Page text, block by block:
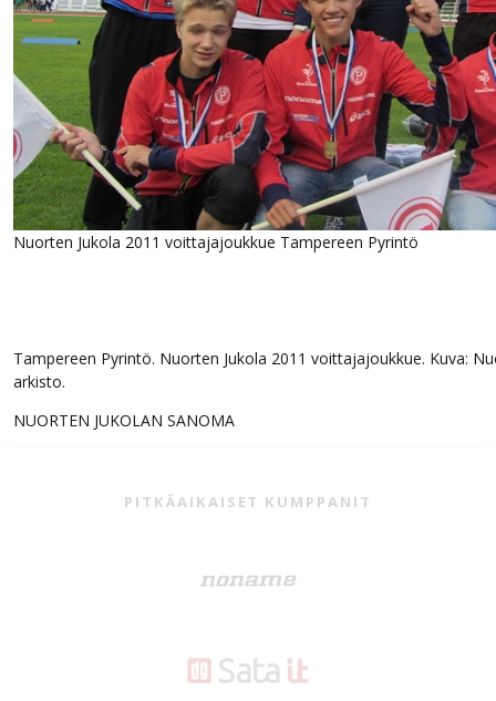
Nuorten Jukola 2011 voittajajoukkue Tampereen Pyrintö
Tampereen Pyrintö. Nuorten Jukola 2011 voittajajoukkue. Kuva:
arkisto.
NUORTEN JUKOLAN SANOMA
VUODESTA TOISEEN MUKANA